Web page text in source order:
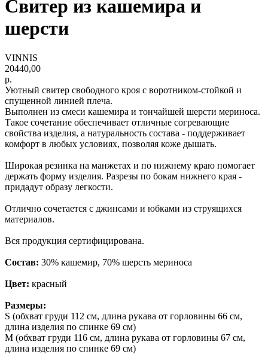
Свитер из кашемира и
шерсти
VINNIS
20440,00
р.
Уютный свитер свободного кроя с воротником-стойкой и
спущенной линией плеча.
Выполнен из смеси кашемира и тончайшей шерсти мериноса.
Такое сочетание обеспечивает отличные согревающие
свойства изделия, а натуральность состава - поддерживает
комфорт в любых условиях, позволяя коже дышать.
Широкая резинка на манжетах и по нижнему краю помогает
держать форму изделия. Разрезы по бокам нижнего края -
придадут образу легкости.
Отлично сочетается с джинсами и юбками из струящихся
материалов.
Вся продукция сертифицирована.
Состав: 30% кашемир, 70% шерсть мериноса
Цвет: красный
Размеры:
S (обхват груди 112 см, длина рукава от горловины 66 см,
длина изделия по спинке 69 см)
M (обхват груди 116 см, длина рукава от горловины 67 см,
длина изделия по спинке 69 см)